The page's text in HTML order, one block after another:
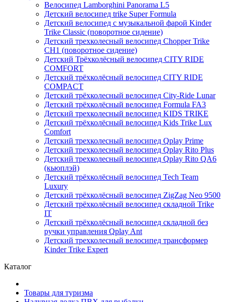
Велосипед Lamborghini Panorama L5
Детский велосипед trike Super Formula
Детский велосипед с музыкальной фарой Kinder
Trike Classic (поворотное сидение)
Детский трехколесный велосипед Chopper Trike
CH1 (поворотное сидение)
Детский Трёхколёсный велосипед CITY RIDE
COMFORT
Детский трёхколёсный велосипед CITY RIDE
COMPACT
Детский трёхколесный велосипед City-Ride Lunar
Детский трёхколёсный велосипед Formula FA3
Детский трехколесный велосипед KIDS TRIKE
Детский трёхколёсный велосипед Kids Trike Lux
Comfort
Детский трехколесный велосипед Qplay Prime
Детский трехколесный велосипед Qplay Rito Plus
Детский трехколесный велосипед Qplay Rito QA6
(кьюплэй)
Детский трёхколёсный велосипед Tech Team
Luxury
Детский трёхколёсный велосипед ZigZag Neo 9500
Детский трёхколёсный велосипед складной Trike
IT
Детский трёхколёсный велосипед складной без
ручки управления Qplay Ant
Детский трехколесный велосипед трансформер
Kinder Trike Expert
Каталог
Товары для туризма